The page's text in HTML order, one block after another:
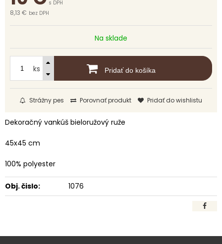
s DPH
8,13 € bez DPH
Na sklade
ks Pridať do košíka
Strážny pes Porovnať produkt Pridať do wishlistu
Dekoračný vankúš bieloružový ruže
45x45 cm
100% polyester
Obj. čislo: 1076